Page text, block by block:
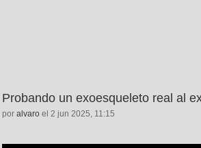
Probando un exoesqueleto real al
por alvaro el 2 jun 2025, 11:15